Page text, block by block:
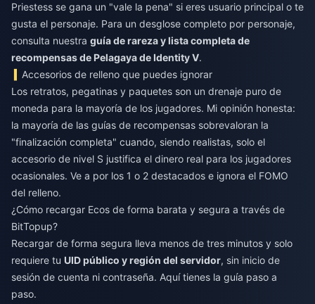
Priestess se gana un "vale la pena" si eres usuario principal o te
gusta el personaje. Para un desglose completo por personaje,
consulta nuestra guía de rareza y lista completa de
recompensas de Pelagaya de Identity V.
Accesorios de relleno que puedes ignorar
Los retratos, pegatinas y paquetes son un drenaje puro de
moneda para la mayoría de los jugadores. Mi opinión honesta:
la mayoría de las guías de recompensas sobrevaloran la
"finalización completa" cuando, siendo realistas, solo el
accesorio de nivel S justifica el dinero real para los jugadores
ocasionales. Ve a por los 1 o 2 destacados e ignora el FOMO
del relleno.
¿Cómo recargar Ecos de forma barata y segura a través de
BitTopup?
Recargar de forma segura lleva menos de tres minutos y solo
requiere tu UID público y región del servidor, sin inicio de
sesión de cuenta ni contraseña. Aquí tienes la guía paso a
paso.